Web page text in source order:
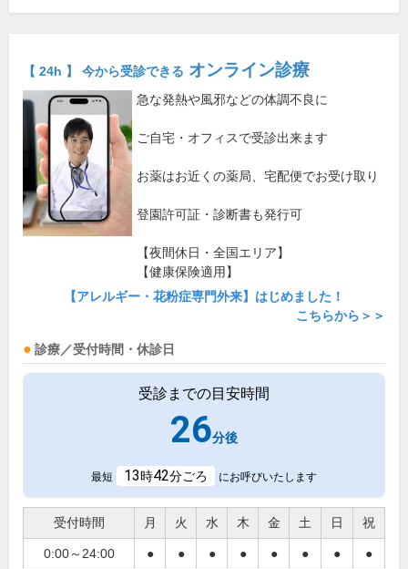
【 24h 】 今から受診できる オンライン診療
急な発熱や風邪などの体調不良に
ご自宅・オフィスで受診出来ます
お薬はお近くの薬局、宅配便でお受け取り
登園許可証・診断書も発行可
【夜間休日・全国エリア】
【健康保険適用】
【アレルギー・花粉症専門外来】はじめました！
こちらから＞＞
診療／受付時間・休診日
受診までの目安時間
26分後
最短 13時42分ごろ にお呼びいたします
受付時間 月 火 水 木 金 土 日 祝
0:00～24:00 ● ● ● ● ● ● ● ●